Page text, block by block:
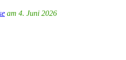
am 4. Juni 2026